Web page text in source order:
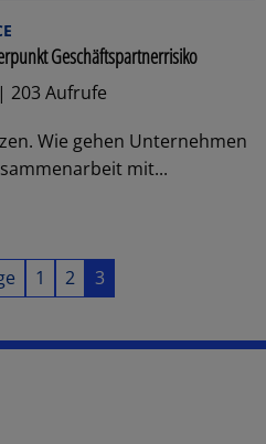
Geschäftspartnerrisiko
203 Aufrufe
Wie gehen Unternehmen
mit...
1 2 3